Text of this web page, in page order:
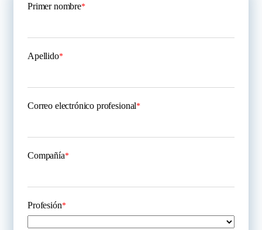
Primer nombre*
Apellido*
Correo electrónico profesional*
Compañía*
Profesión*